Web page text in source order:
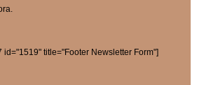
id="1519" title="Footer Newsletter Form"]